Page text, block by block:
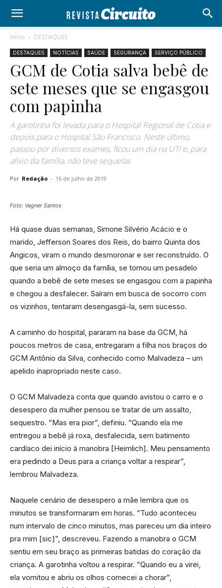
Início DESTAQUES
DESTAQUES NOTÍCIAS SAÚDE SEGURANÇA SERVIÇO PÚBLICO
GCM de Cotia salva bebê de
sete meses que se engasgou
com papinha
A garotinha foi levada para o Hospital Regional de Cotia e
depois para o Hospital São Francisco. Neste último,
passou por diversos exames, ficou um dia na UTI e, para
alívio da família, não teve sequelas
Por Redação - 16 de julho de 2019
Foto: Vagner Santos
Há quase duas semanas, Simone Silvério Acácio e o
marido, Jefferson Soares dos Reis, do bairro Quinta dos
Angicos, viram o mundo desmoronar e ser reconstruído. O
que seria um almoço da família, se tornou um pesadelo
quando a bebê de sete meses se engasgou com a papinha
e chegou a desfalecer. Saíram em busca de socorro com
os vizinhos, tentaram desengasgá-la, sem sucesso.
A caminho do hospital, pararam na base da GCM, há
poucos metros de casa, entregaram a filha nos braços do
GCM Antônio da Silva, conhecido como Malvadeza – um
apelido inapropriado neste caso.
O GCM Malvadeza conta que quando avistou o carro e o
desespero da mulher pensou se tratar de um assalto,
sequestro. “Mas era pior”, definiu. “Quando ela me
entregou a bebê já roxa, desfalecida, sem batimento
cardíaco dei início à manobra [Heimlich]. Meu pensamento
era pedindo a Deus para a criança voltar a respirar”,
lembrou Malvadeza.
Naquele cenário de desespero a mãe lembra que os
minutos se transformaram em horas. “Tudo aconteceu
num intervalo de cinco minutos, mas pareceu um dia inteiro
pra mim [sic]”, descreveu. Fazendo a manobra o GCM
sentiu em seu braço as primeiras batidas do coração da
criança. A garotinha voltou a respirar. “Quando eu a virei,
ela vomitou e abriu os olhos comecei a chorar”,